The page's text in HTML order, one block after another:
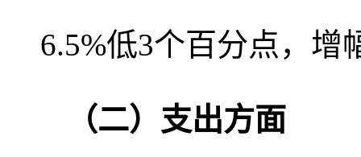
6.5%低3个百分点，增
（二） 支出方面